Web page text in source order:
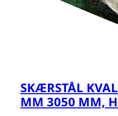
SKÆRSTÅL
MM 3050 MM,